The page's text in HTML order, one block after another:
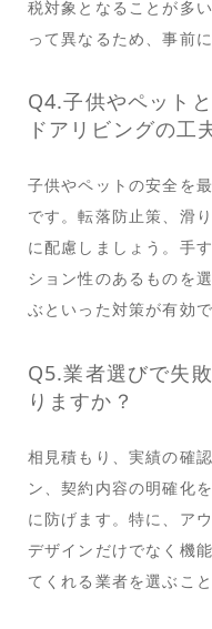
税対象となることが多
って異なるため、事前
Q4.子供やペット
ドアリビングの工
子供やペットの安全を
です。転落防止策、滑
に配慮しましょう。手
ション性のあるものを
ぶといった対策が有効で
Q5.業者選びで失
りますか？
相見積もり、実績の確
ン、契約内容の明確化
に防げます。特に、ア
デザインだけでなく機
てくれる業者を選ぶこ